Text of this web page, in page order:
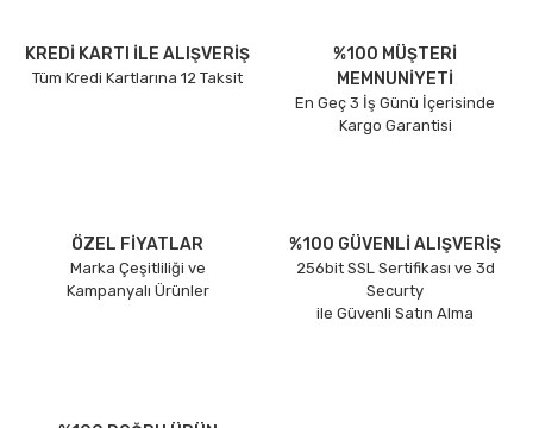
KREDİ KARTI İLE ALIŞVERİŞ
Tüm Kredi Kartlarına 12 Taksit
%100 MÜŞTERİ
MEMNUNİYETİ
En Geç 3 İş Günü İçerisinde
Kargo Garantisi
ÖZEL FİYATLAR
Marka Çeşitliliği ve
Kampanyalı Ürünler
%100 GÜVENLİ ALIŞVERİŞ
256bit SSL Sertifikası ve 3d
Securty
ile Güvenli Satın Alma